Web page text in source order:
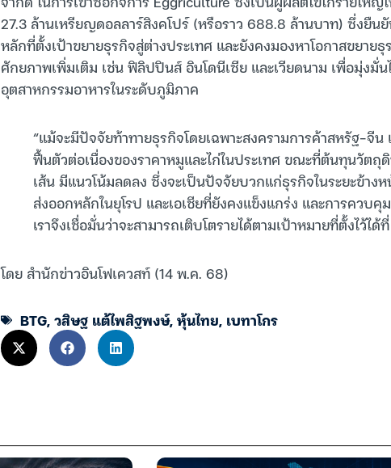
27.3 ล้านเหรียญดอลลาร์สิงคโปร์ (หรือราว 688.8 ล้านบาท) ซึ่งยืน
หลักที่ตั้งเป้าขยายธุรกิจสู่ต่างประเทศ และยังคงมองหาโอกาสขยาย
ศักยภาพเพิ่มเติม เช่น ฟิลิปปินส์ อินโดนีเซีย และเวียดนาม เพื่อมุ่งมั่
อุตสาหกรรมอาหารในระดับภูมิภาค
“แม้จะมีปัจจัยท้าทายธุรกิจโดยเฉพาะสงครามการค้าสหรัฐ-จีน
ฟื้นตัวต่อเนื่องของราคาหมูและไก่ในประเทศ ขณะที่ต้นทุนวัตถุ
เส้น มีแนวโน้มลดลง ซึ่งจะเป็นปัจจัยบวกแก่ธุรกิจในระยะข้า
ส่งออกหลักในยุโรป และเอเชียที่ยังคงแข็งแกร่ง และการควบ
เราจึงเชื่อมั่นว่าจะสามารถเติบโตรายได้ตามเป้าหมายที่ตั้งไว้ได้
โดย สำนักข่าวอินโฟเควสท์ (14 พ.ค. 68)
BTG,วสิษฐ แต้ไพสิฐพงษ์,หุ้นไทย, เบทาโกร